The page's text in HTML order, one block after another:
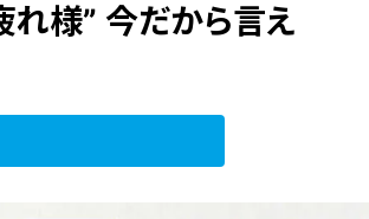
れ様” 今だから言え